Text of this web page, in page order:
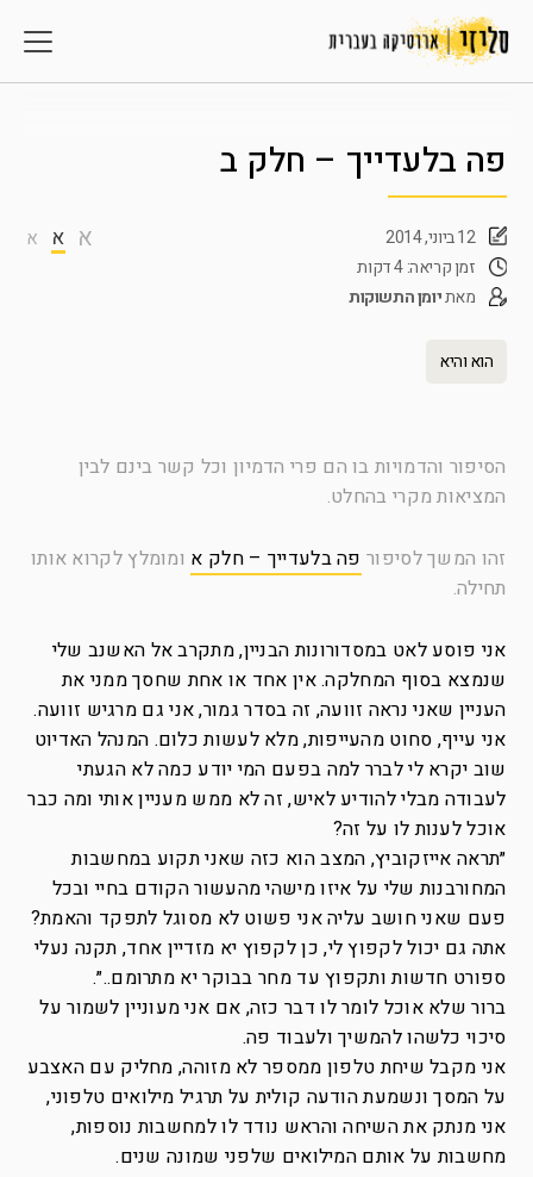
פה בלעדייך – חלק ב
א א א
12 ביוני, 2014
זמן קריאה: 4 דקות
מאתיומן התשוקות
הוא והיא
הסיפור והדמויות בו הם פרי הדמיון וכל קשר בינם לבין
המציאות מקרי בהחלט.
זהו המשך לסיפור פה בלעדייך – חלק א ומומלץ לקרוא אותו
תחילה.
אני פוסע לאט במסדורונות הבניין, מתקרב אל האשנב שלי
שנמצא בסוף המחלקה. אין אחד או אחת שחסך ממני את
העניין שאני נראה זוועה, זה בסדר גמור, אני גם מרגיש זוועה.
אני עייף, סחוט מהעייפות, מלא לעשות כלום. המנהל האדיוט
שוב יקרא לי לברר למה בפעם המי יודע כמה לא הגעתי
לעבודה מבלי להודיע לאיש, זה לא ממש מעניין אותי ומה כבר
אוכל לענות לו על זה?
״תראה אייזקוביץ, המצב הוא כזה שאני תקוע במחשבות
המחורבנות שלי על איזו מישהי מהעשור הקודם בחיי ובכל
פעם שאני חושב עליה אני פשוט לא מסוגל לתפקד והאמת?
אתה גם יכול לקפוץ לי, כן לקפוץ יא מזדיין אחד, תקנה נעלי
ספורט חדשות ותקפוץ עד מחר בבוקר יא מתרומם..״.
ברור שלא אוכל לומר לו דבר כזה, אם אני מעוניין לשמור על
סיכוי כלשהו להמשיך ולעבוד פה.
אני מקבל שיחת טלפון ממספר לא מזוהה, מחליק עם האצבע
על המסך ונשמעת הודעה קולית על תרגיל מילואים טלפוני,
אני מנתק את השיחה והראש נודד לו למחשבות נוספות,
מחשבות על אותם המילואים שלפני שמונה שנים.